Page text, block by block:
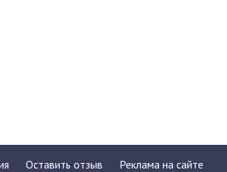
Оставить отзыв Реклама на сайте